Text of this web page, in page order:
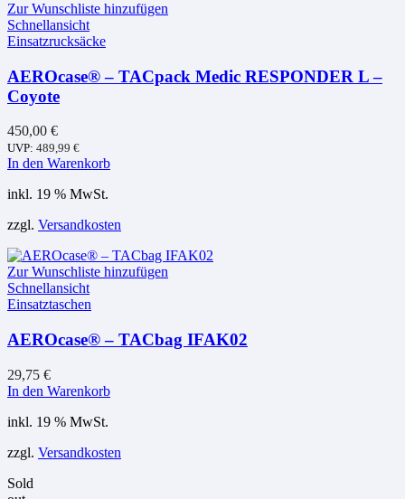
Zur Wunschliste hinzufügen
Schnellansicht
Einsatzrucksäcke
AEROcase® – TACpack Medic RESPONDER L –
Coyote
450,00 €
UVP: 489,99 €
In den Warenkorb
inkl. 19 % MwSt.
zzgl. Versandkosten
Zur Wunschliste hinzufügen
Schnellansicht
Einsatztaschen
AEROcase® – TACbag IFAK02
29,75 €
In den Warenkorb
inkl. 19 % MwSt.
zzgl. Versandkosten
Sold